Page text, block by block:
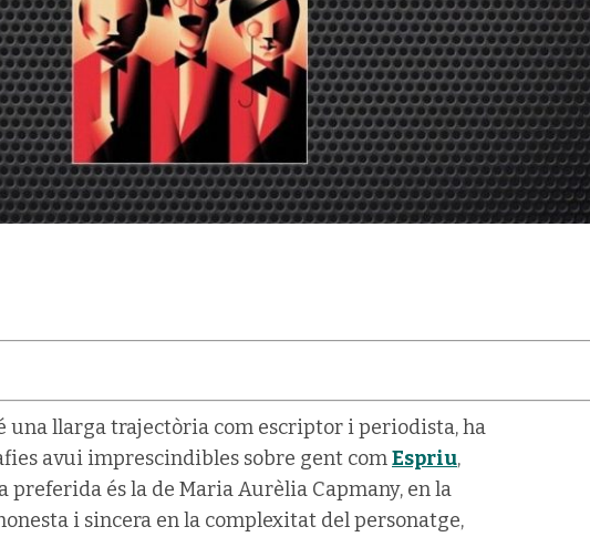
una llarga trajectòria com escriptor i periodista, ha
avui imprescindibles sobre gent comEspriu,
preferida és la de Maria Aurèlia Capmany, en la
i sincera en la complexitat del personatge,